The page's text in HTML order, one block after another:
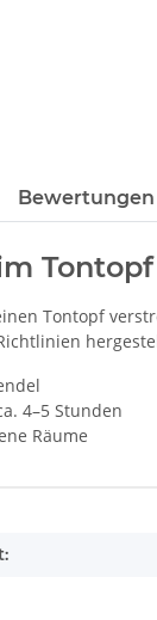
Bewertungen
Tontopf
4–5 Stunden
Räume